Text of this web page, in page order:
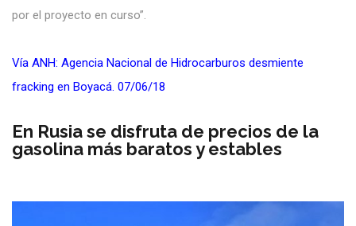
por el proyecto en curso”.
Vía ANH: Agencia Nacional de Hidrocarburos desmiente
fracking en Boyacá. 07/06/18
En Rusia se disfruta de precios de la
gasolina más baratos y estables